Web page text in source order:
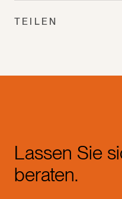
TEILEN
Lassen Sie
beraten.